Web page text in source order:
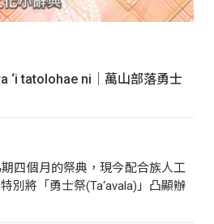
‘i tatolohae ni｜萬山部落勇士
四個月的祭典，現今配合族人工
別將「勇士祭(Ta‘avala)」凸顯辦